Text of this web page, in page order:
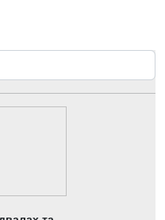
незвіданого таМіжнародного